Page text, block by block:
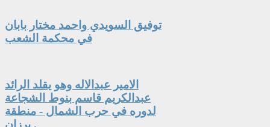
توفيق السويدي واحمد مختار بابان
في محكمة الشعب
الامير عبدالاله وهو يقلد الرائد
عبدالكريم قاسم بنوط الشجاعة
لدوره في حرب الشمال - منطقة